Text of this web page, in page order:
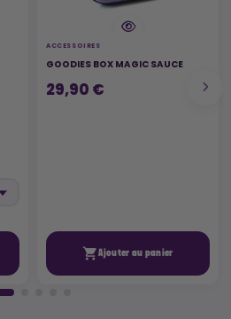
ACCESSOIRES
GOODIES BOX MAGIC SAUCE
29,90 €
Ajouter au panier